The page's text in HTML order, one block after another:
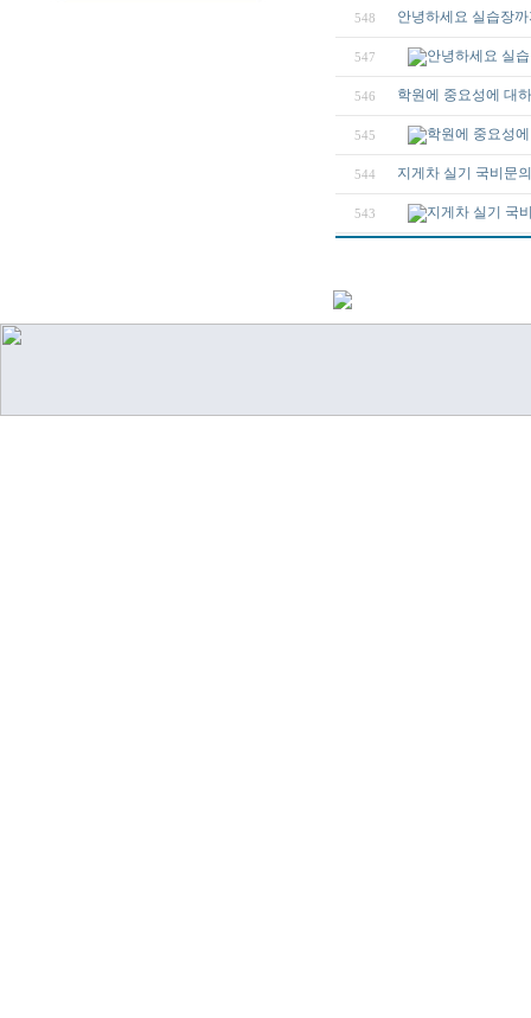
548 안녕하세요 실습장
547 안녕하세요 실
546 학원에 중요성에 대
545 학원에 중요성
544 지게차 실기 국비문의
543 지게차 실기 국